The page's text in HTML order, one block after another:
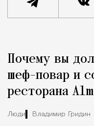
Город
Почему вы
шеф-повар и
ресторана
Люди Владимир Гридин